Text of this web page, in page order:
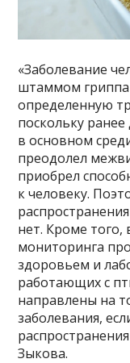
«Заболевание
штаммом
определенную
поскольку
в основном
преодолел
приобрел
к человеку.
нет. Кроме того,
мониторинга
здоровьем и
работающих с
направлены на
заболевания,
Зыкова.